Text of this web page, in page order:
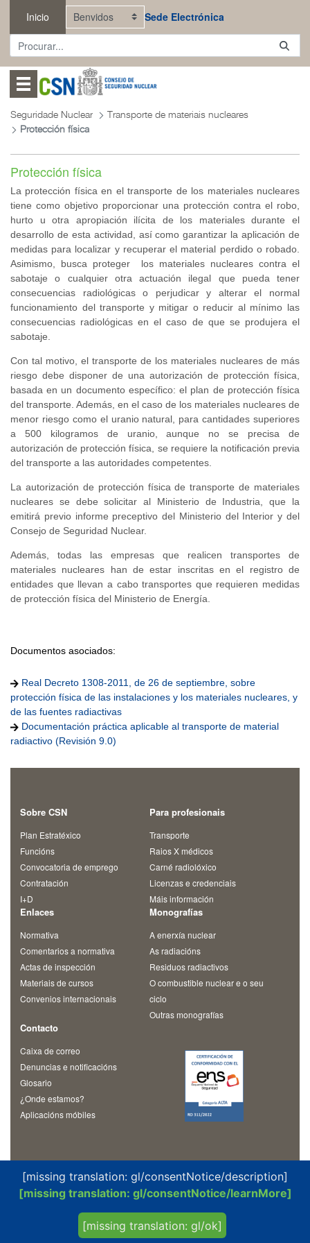
Saltar ao contido principal
Inicio Sede Electrónica
Abrir menú
Seguridade Nuclear
Transporte de materiais nucleares
Protección física
Protección física
La protección física en el transporte de los materiales nucleares
tiene como objetivo proporcionar una protección contra el robo,
hurto u otra apropiación ilícita de los materiales durante el
desarrollo de esta actividad, así como garantizar la aplicación de
medidas para localizar y recuperar el material perdido o robado.
Asimismo, busca proteger los materiales nucleares contra el
sabotaje o cualquier otra actuación ilegal que pueda tener
consecuencias radiológicas o perjudicar y alterar el normal
funcionamiento del transporte y mitigar o reducir al mínimo las
consecuencias radiológicas en el caso de que se produjera el
sabotaje.
Con tal motivo, el transporte de los materiales nucleares de más
riesgo debe disponer de una autorización de protección física,
basada en un documento específico: el plan de protección física
del transporte. Además, en el caso de los materiales nucleares de
menor riesgo como el uranio natural, para cantidades superiores
a 500 kilogramos de uranio, aunque no se precisa de
autorización de protección física, se requiere la notificación previa
del transporte a las autoridades competentes.
La autorización de protección física de transporte de materiales
nucleares se debe solicitar al Ministerio de Industria, que la
emitirá previo informe preceptivo del Ministerio del Interior y del
Consejo de Seguridad Nuclear.
Además, todas las empresas que realicen transportes de
materiales nucleares han de estar inscritas en el registro de
entidades que llevan a cabo transportes que requieren medidas
de protección física del Ministerio de Energía.
Documentos asociados:
Real Decreto 1308-2011, de 26 de septiembre, sobre
protección física de las instalaciones y los materiales nucleares, y
de las fuentes radiactivas
Documentación práctica aplicable al transporte de material
radiactivo (Revisión 9.0)
Sobre CSN
Plan Estratéxico
Funcións
Convocatoria de emprego
Contratación
I+D
Para profesionais
Transporte
Raios X médicos
Carné radiolóxico
Licenzas e credenciais
Máis información
Enlaces
Normativa
Comentarios a normativa
Actas de inspección
Materiais de cursos
Convenios internacionais
Monografías
A enerxía nuclear
As radiacións
Residuos radiactivos
O combustible nuclear e o seu
ciclo
Outras monografías
Contacto
Caixa de correo
Denuncias e notificacións
Glosario
¿Onde estamos?
Aplicacións móbiles
© 2026 Consejo de Seguridad Nuclear
Política de privacidad y protección de datos
Política de cookies
Mapa Web Twitter CSN
[missing translation: gl/consentNotice/description]
[missing translation: gl/consentNotice/learnMore]
[missing translation: gl/ok]